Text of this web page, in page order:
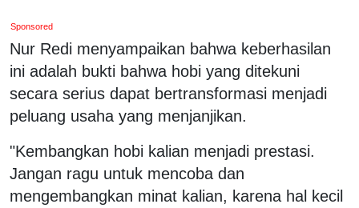
Sponsored
Nur Redi menyampaikan bahwa keberhasilan
ini adalah bukti bahwa hobi yang ditekuni
secara serius dapat bertransformasi menjadi
peluang usaha yang menjanjikan.
"Kembangkan hobi kalian menjadi prestasi.
Jangan ragu untuk mencoba dan
mengembangkan minat kalian, karena hal kecil